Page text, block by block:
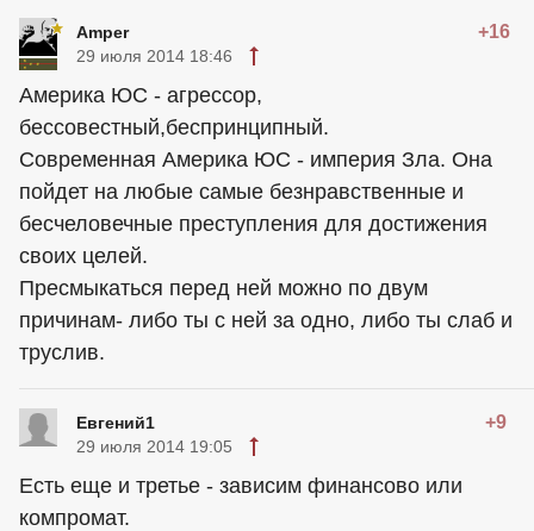
Amper +16
29 июля 2014 18:46
Америка ЮС - агрессор,
бессовестный,беспринципный.
Современная Америка ЮС - империя Зла. Она
пойдет на любые самые безнравственные и
бесчеловечные преступления для достижения
своих целей.
Пресмыкаться перед ней можно по двум
причинам- либо ты с ней за одно, либо ты слаб и
труслив.
Евгений1 +9
29 июля 2014 19:05
Есть еще и третье - зависим финансово или
компромат.